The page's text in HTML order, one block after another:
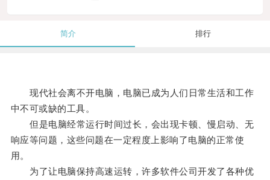
简介 排行
现代社会离不开电脑，电脑已成为人们日常生活和工作
中不可或缺的工具。
但是电脑经常运行时间过长，会出现卡顿、慢启动、无
响应等问题，这些问题在一定程度上影响了电脑的正常使
用。
为了让电脑保持高速运转，许多软件公司开发了各种优